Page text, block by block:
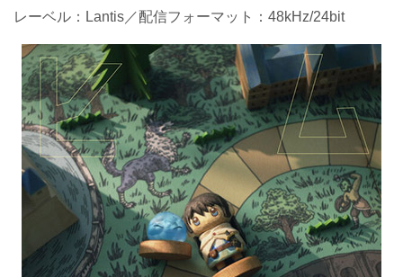
レーベル：Lantis／配信フォーマット：48kHz/24bit